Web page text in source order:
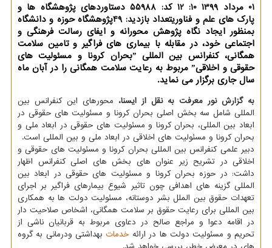
01 مرداد 1399 10: 12 كد: 55988 دستاوردهای پژوهشگاه ها و
پارك های علم و فناوریتعداد بازدید: 49پژوهشگاه حوزه و دانشگاه
بمنظور ایجاد نگاه پژوهش محورانه و ایفای رسالت فرهنگی و
اجتماعی خود، در مقابله با بیماری های فراگیر و تامین سلامت
همگانی، كنفرانس بین المللی ˮبحران كرونا و مسئولیت های
حقوقی و اخلاقیˮ مربوط به رعایت سلامت همگانی را در آبان ماه
سال جاری برگزار می نماید.
به گزارش نور معرفت به نقل از ایسنا، محورهای این کنفرانس بین
المللی شامل سه بخش اصلی بحران کرونا و مسئولیت های حقوقی در
ابعاد بین المللی، بحران کرونا و مسئولیت های حقوقی در ابعاد ملی و
بحران کرونا و مسئولیت های اخلاقی در ابعاد ملی و بین المللی است.
دبیر علمی کنفرانس بین المللی بحران کرونا و مسئولیت های حقوقی و
اخلاقی در تشریح زیر عنوان های بخش های اصلی کنفرانس اظهار
داشت: در حوزه بحران کرونا و مسئولیت های حقوقی در ابعاد بین
المللی گزینه های اهدافی چون تاثیر شیوع بیمارهای فراگیر بر اجرای
تعهدات حقوق بین الملل بشر دوستانه، مسئولیت دولت ها به همکاری
بین المللی برای رعایت حقوق بر سلامت همگانی، اشخاص صلاحیت دار
در اقامه دعوا و مراجع صالح در دعاوی مربوط به قربانیان ناشی از
تحریم و مسئولیت دولت ها در ارائه خدمات بهداشتی ودرمانی به گروه